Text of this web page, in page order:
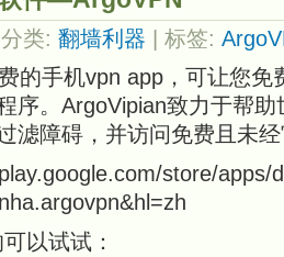
| 分类: 翻墙利器 | 标签:
的手机vpn app，可让您免
序。ArgoVipian致力于帮
滤障碍，并访问免费且未
store/apps/
以试试：